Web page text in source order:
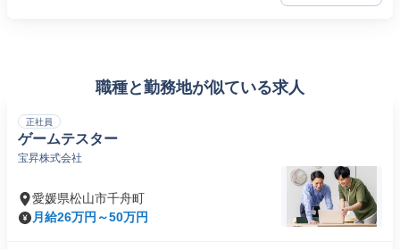
職種と勤務地が似ている求人
正社員
ゲームテスター
宝昇株式会社
愛媛県松山市千舟町
月給26万円～50万円